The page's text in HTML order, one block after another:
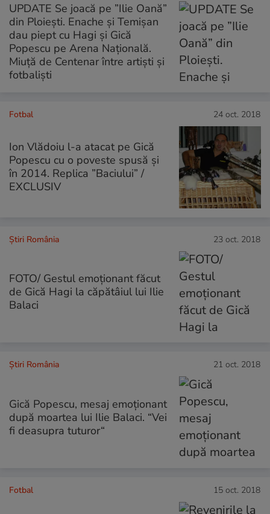
UPDATE Se joacă pe ”Ilie Oană”
din Ploiești. Enache și Temișan
dau piept cu Hagi și Gică
Popescu pe Arena Națională.
Miuță de Centenar între artiști și
fotbaliști
Fotbal 24 oct. 2018
Ion Vlădoiu l-a atacat pe Gică
Popescu cu o poveste spusă și
în 2014. Replica ”Baciului” /
EXCLUSIV
Știri România 23 oct. 2018
FOTO/ Gestul emoționant făcut
de Gică Hagi la căpătâiul lui Ilie
Balaci
Știri România 21 oct. 2018
Gică Popescu, mesaj emoționant
după moartea lui Ilie Balaci. “Vei
fi deasupra tuturor“
Fotbal 15 oct. 2018